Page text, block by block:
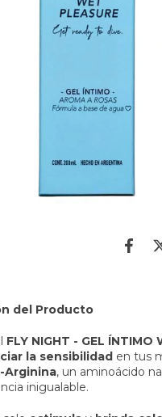
del Producto
FLY NIGHT - GEL ÍNTIMO
la sensibilidad en tus
Arginina, un aminoácido
inigualable.